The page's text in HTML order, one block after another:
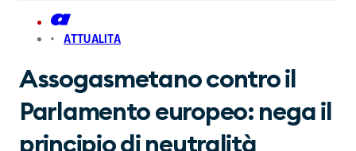
ATTUALITA
Assogasmetano contro il
Parlamento europeo: nega il
principio di neutralità